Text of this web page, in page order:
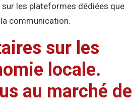
les plateformes dédiées que
communication.
sur les
locale.
au marché de